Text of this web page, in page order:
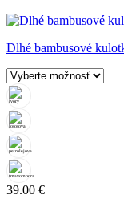
Dlhé bambusové
39.00 €